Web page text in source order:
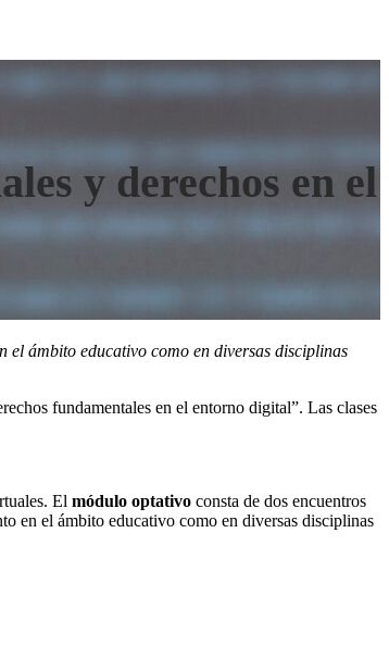
y derechos en el
el ámbito educativo como en diversas disciplinas
fundamentales en el entorno digital”. Las clases
El módulo optativo consta de dos encuentros
en el ámbito educativo como en diversas disciplinas